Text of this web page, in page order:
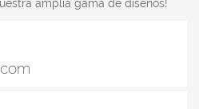
amplia gama de diseños!